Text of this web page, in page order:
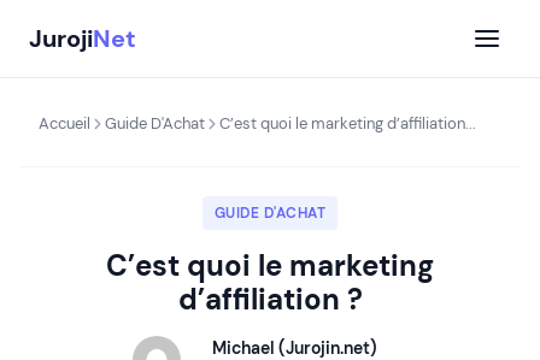
contenu
JurojiNet
Accueil Guide D'Achat C’est quoi le marketing d’affiliation...
GUIDE D'ACHAT
C’est quoi le marketing
d’affiliation ?
Michael (Jurojin.net)